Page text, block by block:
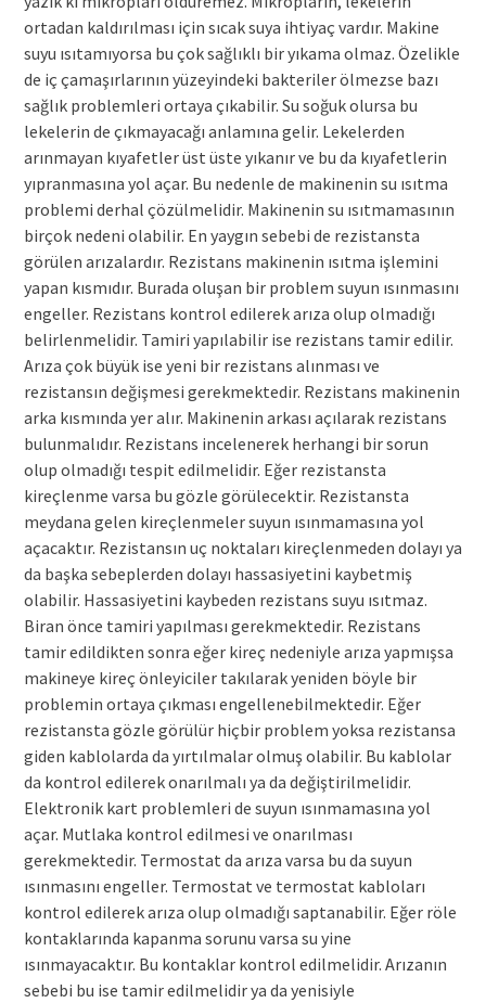
ortadan kaldırılması için sıcak suya ihtiyaç vardır. Makine
suyu ısıtamıyorsa bu çok sağlıklı bir yıkama olmaz. Özelikle
de iç çamaşırlarının yüzeyindeki bakteriler ölmezse bazı
sağlık problemleri ortaya çıkabilir. Su soğuk olursa bu
lekelerin de çıkmayacağı anlamına gelir. Lekelerden
arınmayan kıyafetler üst üste yıkanır ve bu da kıyafetlerin
yıpranmasına yol açar. Bu nedenle de makinenin su ısıtma
problemi derhal çözülmelidir. Makinenin su ısıtmamasının
birçok nedeni olabilir. En yaygın sebebi de rezistansta
görülen arızalardır. Rezistans makinenin ısıtma işlemini
yapan kısmıdır. Burada oluşan bir problem suyun ısınmasını
engeller. Rezistans kontrol edilerek arıza olup olmadığı
belirlenmelidir. Tamiri yapılabilir ise rezistans tamir edilir.
Arıza çok büyük ise yeni bir rezistans alınması ve
rezistansın değişmesi gerekmektedir. Rezistans makinenin
arka kısmında yer alır. Makinenin arkası açılarak rezistans
bulunmalıdır. Rezistans incelenerek herhangi bir sorun
olup olmadığı tespit edilmelidir. Eğer rezistansta
kireçlenme varsa bu gözle görülecektir. Rezistansta
meydana gelen kireçlenmeler suyun ısınmamasına yol
açacaktır. Rezistansın uç noktaları kireçlenmeden dolayı ya
da başka sebeplerden dolayı hassasiyetini kaybetmiş
olabilir. Hassasiyetini kaybeden rezistans suyu ısıtmaz.
Biran önce tamiri yapılması gerekmektedir. Rezistans
tamir edildikten sonra eğer kireç nedeniyle arıza yapmışsa
makineye kireç önleyiciler takılarak yeniden böyle bir
problemin ortaya çıkması engellenebilmektedir. Eğer
rezistansta gözle görülür hiçbir problem yoksa rezistansa
giden kablolarda da yırtılmalar olmuş olabilir. Bu kablolar
da kontrol edilerek onarılmalı ya da değiştirilmelidir.
Elektronik kart problemleri de suyun ısınmamasına yol
açar. Mutlaka kontrol edilmesi ve onarılması
gerekmektedir. Termostat da arıza varsa bu da suyun
ısınmasını engeller. Termostat ve termostat kabloları
kontrol edilerek arıza olup olmadığı saptanabilir. Eğer röle
kontaklarında kapanma sorunu varsa su yine
ısınmayacaktır. Bu kontaklar kontrol edilmelidir. Arızanın
sebebi bu ise tamir edilmelidir ya da yenisiyle